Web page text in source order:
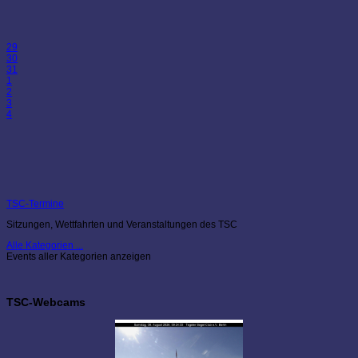
29
30
31
1
2
3
4
TSC-Termine
Sitzungen, Wettfahrten und Veranstaltungen des TSC
Alle Kategorien ...
Events aller Kategorien anzeigen
TSC-Webcams